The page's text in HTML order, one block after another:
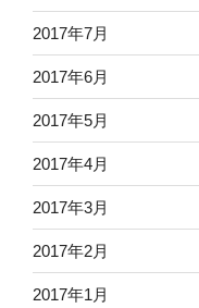
2017年7月
2017年6月
2017年5月
2017年4月
2017年3月
2017年2月
2017年1月